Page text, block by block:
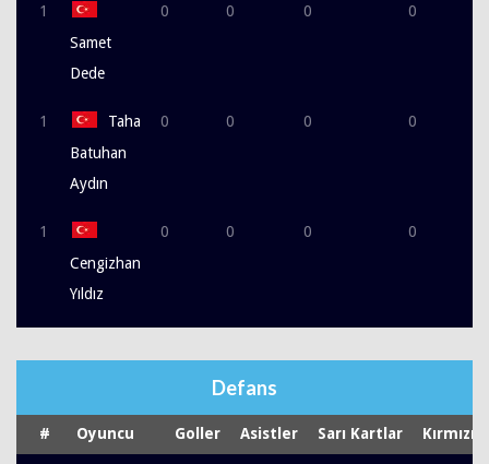
1
Samet
Dede
0 0 0 0
1
Taha
Batuhan
Aydın
0 0 0 0
1
Cengizhan
Yıldız
0 0 0 0
Defans
# Oyuncu Goller Asistler Sarı Kartlar Kırmızı